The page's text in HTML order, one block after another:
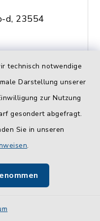
technisch notwendige
Darstellung unserer
zur Nutzung
gesondert abgefragt.
Sie in unseren
.
d, 23554